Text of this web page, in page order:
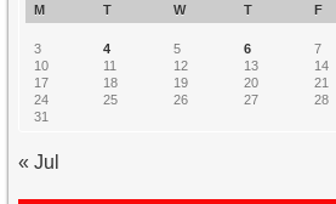
M T W T F
3
4 5 6 7
10
11 12 13 14
17
18 19 20 21
24
25 26 27 28
31
« Jul